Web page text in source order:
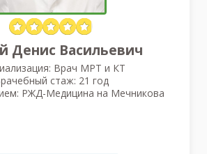
Денис Васильевич
Врач МРТ и КТ
стаж: 21 год
РЖД-Медицина на Мечникова